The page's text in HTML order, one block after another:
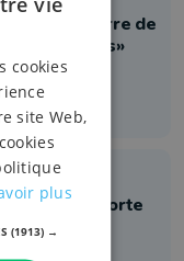
pierre de
Blancs»
Les Iris apporte
personnes
cookies
site Web,
plus
(1913) →